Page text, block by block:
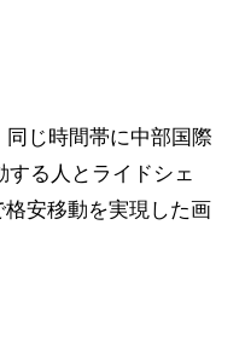
じ時間帯に中部国際
する人とライドシェ
安移動を実現した画